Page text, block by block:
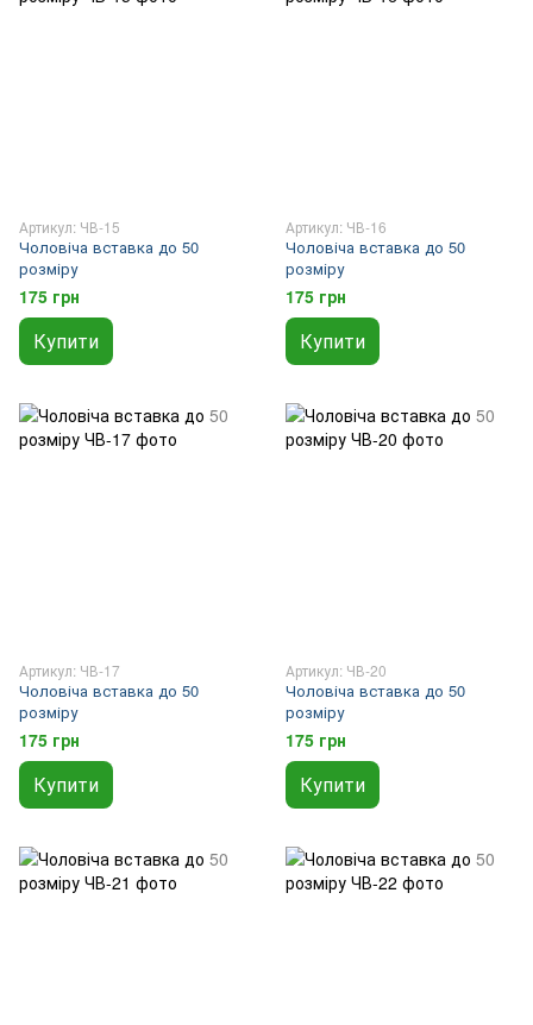
Артикул: ЧВ-15
Чоловіча вставка до 50
розміру
175 грн
Купити
Артикул: ЧВ-16
Чоловіча вставка до 50
розміру
175 грн
Купити
Артикул: ЧВ-17
Чоловіча вставка до 50
розміру
175 грн
Купити
Артикул: ЧВ-20
Чоловіча вставка до 50
розміру
175 грн
Купити